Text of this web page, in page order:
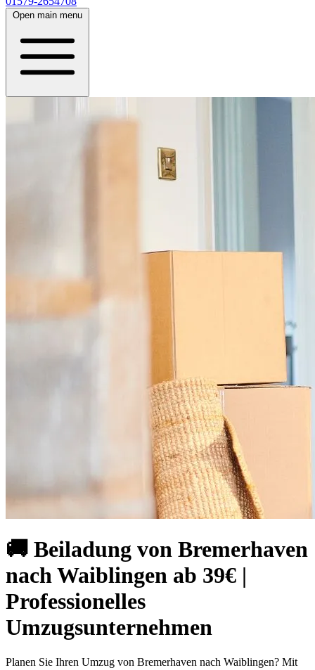
Open main menu
🚚 Beiladung von Bremerhaven
nach Waiblingen ab 39€ |
Professionelles
Umzugsunternehmen
Planen Sie Ihren Umzug von Bremerhaven nach Waiblingen? Mit